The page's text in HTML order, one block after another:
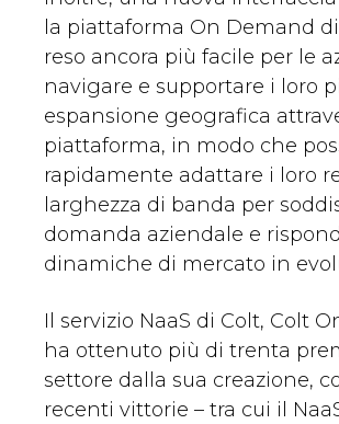
la piattaforma On Demand
reso ancora più facile per le
navigare e supportare i loro
espansione geografica
piattaforma, in modo che
rapidamente adattare i loro
larghezza di banda per
domanda aziendale e
dinamiche di mercato in
Il servizio NaaS di Colt, Colt
ha ottenuto più di trenta
settore dalla sua creazione,
recenti vittorie – tra cui il